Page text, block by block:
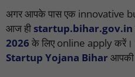
अगर आपके पास एक innovative
आज ही startup.bihar.gov.in
2026 के लिए online apply करें।
Startup Yojana Biharआपकी